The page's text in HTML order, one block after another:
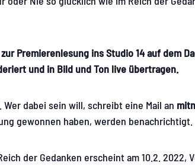
Premierenlesung ins Studio 14 auf dem
und in Bild und Ton live übertragen.
dabei sein will, schreibt eine Mail an
gewonnen haben, werden benachrichtigt.
der Gedanken erscheint am 10.2. 2022,